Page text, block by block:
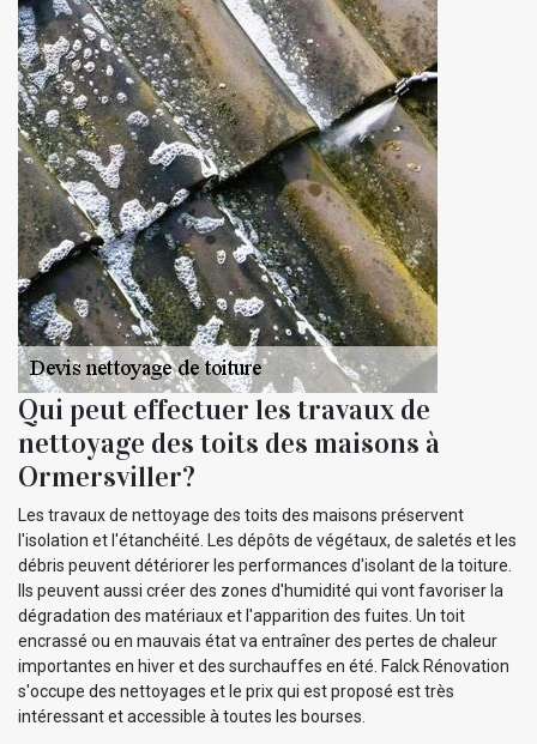
Qui peut effectuer les travaux de
nettoyage des toits des maisons à
Ormersviller?
Les travaux de nettoyage des toits des maisons préservent
l'isolation et l'étanchéité. Les dépôts de végétaux, de saletés et les
débris peuvent détériorer les performances d'isolant de la toiture.
Ils peuvent aussi créer des zones d'humidité qui vont favoriser la
dégradation des matériaux et l'apparition des fuites. Un toit
encrassé ou en mauvais état va entraîner des pertes de chaleur
importantes en hiver et des surchauffes en été. Falck Rénovation
s'occupe des nettoyages et le prix qui est proposé est très
intéressant et accessible à toutes les bourses.